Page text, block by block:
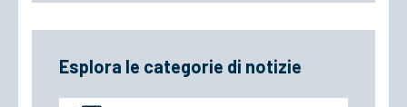
Esplora le categorie di notizie